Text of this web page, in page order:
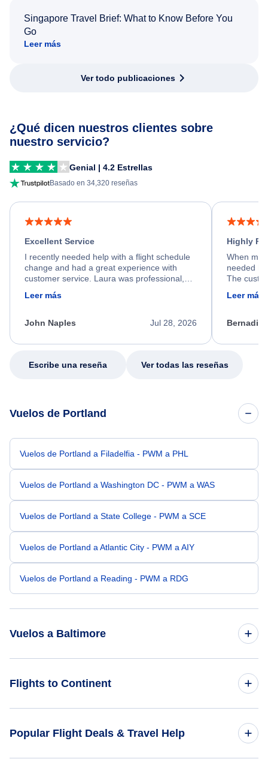
Singapore Travel Brief: What to Know Before You
Go
Leer más
Ver todo publicaciones
¿Qué dicen nuestros clientes sobre
nuestro servicio?
Genial | 4.2 Estrellas
Basado en 34,320 reseñas
Excellent Service
I recently needed help with a flight schedule
change and had a great experience with
customer service. Laura was professional,
process. She quickly found a solution and
appreciate her excellent service.
Leer más
Jul 28, 2026
John Naples
Highly
When my
needed
The
my issue.
Leer más
Escribe una reseña Ver todas las reseñas
Vuelos de Portland
Vuelos de Portland a Filadelfia - PWM a PHL
Vuelos de Portland a Washington DC - PWM a WAS
Vuelos de Portland a State College - PWM a SCE
Vuelos de Portland a Atlantic City - PWM a AIY
Vuelos de Portland a Reading - PWM a RDG
Vuelos a Baltimore
Vuelos de Lewiston a Baltimore - LWS a BWI
Flights to Continent
Popular Flight Deals & Travel Help